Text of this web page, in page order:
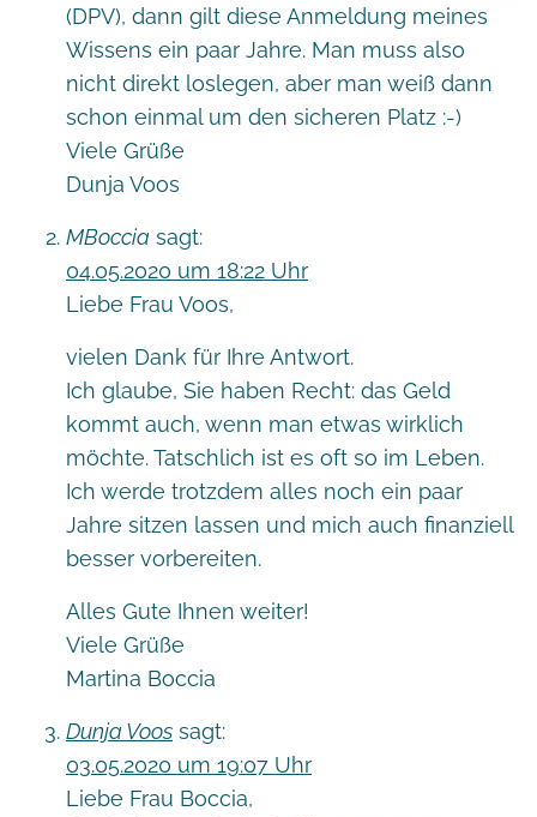
(DPV), dann gilt diese Anmeldung meines
Wissens ein paar Jahre. Man muss also
nicht direkt loslegen, aber man weiß dann
schon einmal um den sicheren Platz :-)
Viele Grüße
Dunja Voos
MBoccia sagt:
04.05.2020 um 18:22 Uhr
Liebe Frau Voos,
vielen Dank für Ihre Antwort.
Ich glaube, Sie haben Recht: das Geld
kommt auch, wenn man etwas wirklich
möchte. Tatschlich ist es oft so im Leben.
Ich werde trotzdem alles noch ein paar
Jahre sitzen lassen und mich auch finanziell
besser vorbereiten.
Alles Gute Ihnen weiter!
Viele Grüße
Martina Boccia
Dunja Voos sagt:
03.05.2020 um 19:07 Uhr
Liebe Frau Boccia,